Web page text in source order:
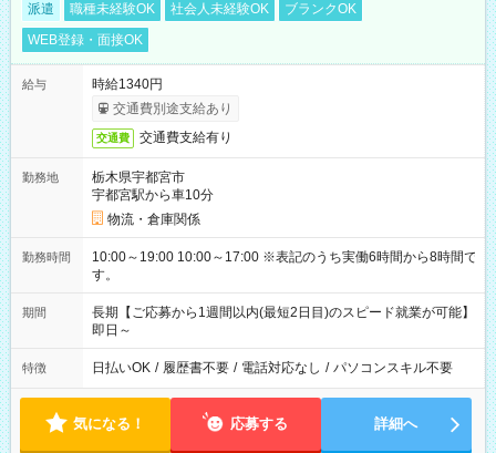
派遣 職種未経験OK 社会人未経験OK
ブランクOK
WEB登録・面接OK
給与
時給1340円
交通費別途支給あり
交通費 交通費支給有り
勤務地
栃木県宇都宮市
宇都宮駅から車10分
物流・倉庫関係
勤務時間
10:00～19:00 10:00～17:00 ※表記のうち実働6時間から8時間で
す。
期間
長期【ご応募から1週間以内(最短2日目)のスピード就業が可能】
即日～
特徴 日払いOK / 履歴書不要 / 電話対応なし / パソコンスキル不要
気になる！ 応募する 詳細へ